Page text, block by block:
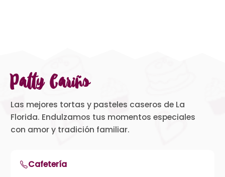
Patty Cariño
Las mejores tortas y pasteles caseros de La
Florida. Endulzamos tus momentos especiales
con amor y tradición familiar.
Cafetería